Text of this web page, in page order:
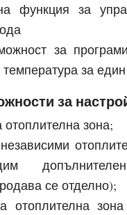
функция за
за
за
за
отоплителна зона;
се отделно);
отоплителна